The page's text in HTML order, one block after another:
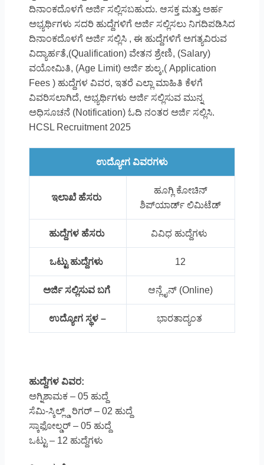
ದಿನಾಂಕದೊಳಗೆ ಅರ್ಜಿ ಸಲ್ಲಿಸಬಹುದು. ಆಸಕ್ತ ಮತ್ತು ಅರ್ಹ
ಅಭ್ಯರ್ಥಿಗಳು ಸದರಿ ಹುದ್ದೆಗಳಿಗೆ ಅರ್ಜಿ ಸಲ್ಲಿಸಲು ನಿಗದಿಪಡಿಸಿದ
ದಿನಾಂಕದೊಳಗೆ ಅರ್ಜಿ ಸಲ್ಲಿಸಿ , ಈ ಹುದ್ದೆಗಳಿಗೆ ಅಗತ್ಯವಿರುವ
ವಿದ್ಯಾರ್ಹತೆ,(Qualification) ವೇತನ ಶ್ರೇಣಿ, (Salary)
ವಯೋಮಿತಿ, (Age Limit) ಅರ್ಜಿ ಶುಲ್ಕ,( Application
Fees ) ಹುದ್ದೆಗಳ ವಿವರ, ಇತರೆ ಎಲ್ಲಾ ಮಾಹಿತಿ ಕೆಳಗೆ
ವಿವರಿಸಲಾಗಿದೆ, ಅಭ್ಯರ್ಥಿಗಳು ಅರ್ಜಿ ಸಲ್ಲಿಸುವ ಮುನ್ನ
ಅಧಿಸೂಚನೆ (Notification) ಓದಿ ನಂತರ ಅರ್ಜಿ ಸಲ್ಲಿಸಿ.
HCSL Recruitment 2025
ಉದ್ಯೋಗ ವಿವರಗಳು
ಇಲಾಖೆ ಹೆಸರು
ಹೂಗ್ಲಿ ಕೋಚಿನ್
ಶಿಪ್‌ಯಾರ್ಡ್ ಲಿಮಿಟೆಡ್
ಹುದ್ದೆಗಳ ಹೆಸರು ವಿವಿಧ ಹುದ್ದೆಗಳು
ಒಟ್ಟು ಹುದ್ದೆಗಳು 12
ಅರ್ಜಿ ಸಲ್ಲಿಸುವ ಬಗೆ ಆನ್ಲೈನ್ (Online)
ಉದ್ಯೋಗ ಸ್ಥಳ – ಭಾರತಾದ್ಯಂತ
ಹುದ್ದೆಗಳ ವಿವರ:
ಅಗ್ನಿಶಾಮಕ – 05 ಹುದ್ದೆ
ಸೆಮಿ-ಸ್ಕಿಲ್ಲ್ಡ್ ರಿಗರ್ – 02 ಹುದ್ದೆ
ಸ್ಕಾಫೋಲ್ಡರ್ – 05 ಹುದ್ದೆ
ಒಟ್ಟು – 12 ಹುದ್ದೆಗಳು